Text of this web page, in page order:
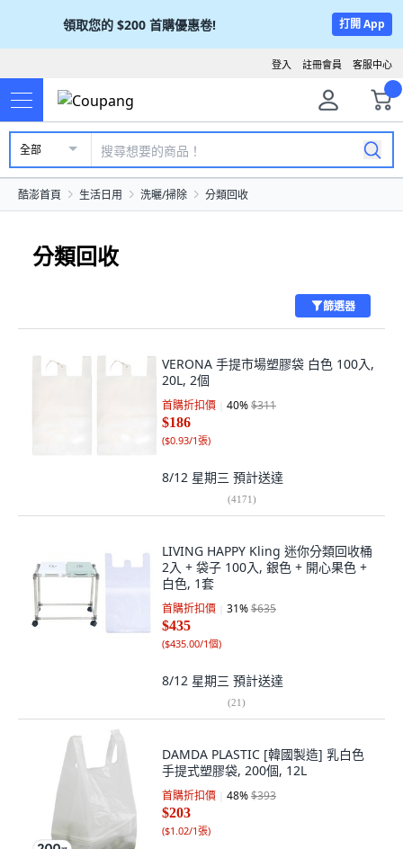
領取您的 $200 首購優惠卷! 打開 App
客服中心
註冊會員
登入
全部
酷澎首頁 生活日用 洗曬/掃除 分類回收
分類回收
篩選器
VERONA 手提市場塑膠袋 白色 100入,
20L, 2個
首購折扣價 40%$311
$186
($0.93/1張)
8/12 星期三 預計送達
(4171)
LIVING HAPPY Kling 迷你分類回收桶
2入 + 袋子 100入, 銀色 + 開心果色 +
白色, 1套
首購折扣價 31%$635
$435
($435.00/1個)
8/12 星期三 預計送達
(21)
DAMDA PLASTIC [韓國製造] 乳白色
手提式塑膠袋, 200個, 12L
首購折扣價 48%$393
$203
($1.02/1張)